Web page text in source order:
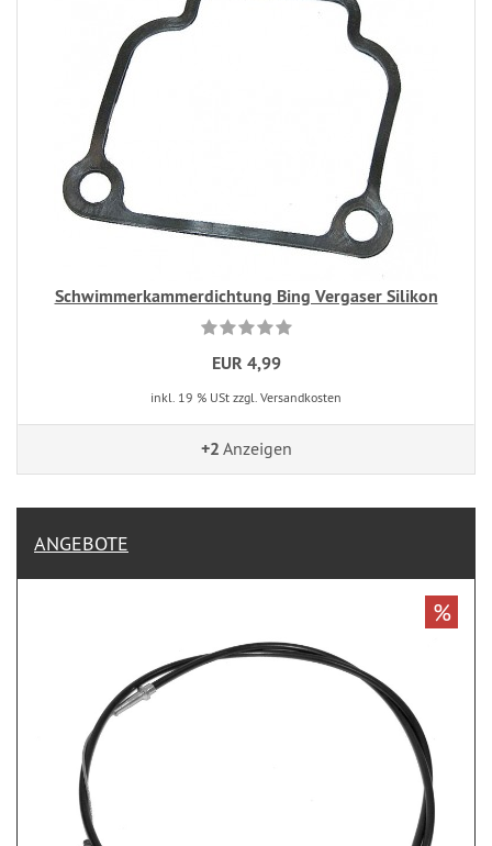
Schwimmerkammerdichtung Bing Vergaser Silikon
EUR 4,99
inkl. 19 % USt zzgl. Versandkosten
+2 Anzeigen
ANGEBOTE
%